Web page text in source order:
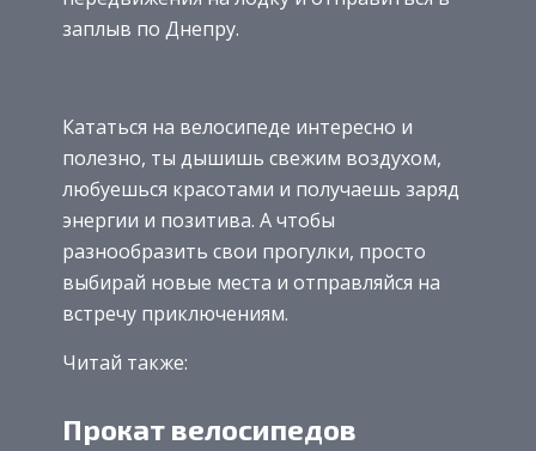
заплыв по Днепру.
Кататься на велосипеде интересно и
полезно, ты дышишь свежим воздухом,
любуешься красотами и получаешь заряд
энергии и позитива. А чтобы
разнообразить свои прогулки, просто
выбирай новые места и отправляйся на
встречу приключениям.
Читай также:
Прокат велосипедов